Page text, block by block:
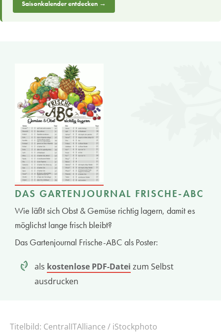
Saisonkalender entdecken →
DAS GARTENJOURNAL FRISCHE-ABC
Wie läßt sich Obst & Gemüse richtig lagern, damit es
möglichst lange frisch bleibt?
Das Gartenjournal Frische-ABC als Poster:
als kostenlose PDF-Datei zum Selbst
ausdrucken
Titelbild: CentralITAlliance / iStockphoto